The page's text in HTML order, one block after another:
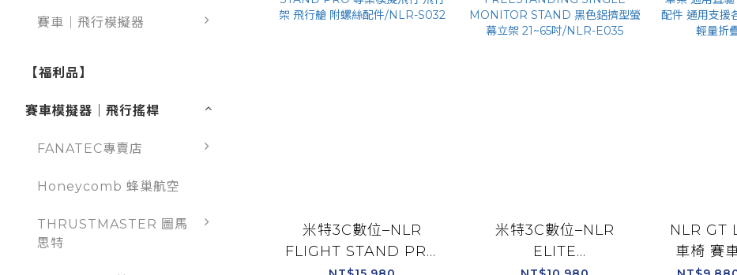
賽車｜飛行模擬器
【福利品】
賽車模擬器｜飛行搖桿
FANATEC專賣店
Honeycomb 蜂巢航空
THRUSTMASTER 圖馬
思特
米特3C數位–NLR
FLIGHT STAND PRO
米特3C數位–NLR
ELITE
NLR GT
車椅 賽